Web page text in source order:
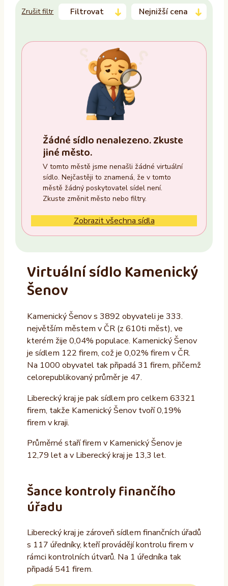
Zrušit filtr Filtrovat Nejnižší cena
Trvalý pobyt
Ano
Ne
Recepce
Ano
Ne
Ne
ALTAXO SE
COMEFLEX CONSULTING s.r.o.
Firmus a.s.
Další
Žádné sídlo nenalezeno. Zkuste
jiné město.
V tomto městě jsme nenašli žádné virtuální
sídlo. Nejčastěji to znamená, že v tomto
městě žádný poskytovatel sídel není.
Zkuste změnit město nebo filtry.
Zobrazit všechna sídla
Virtuální sídlo Kamenický
Šenov
Kamenický Šenov s 3892 obyvateli je 333.
největším městem v ČR (z 610ti měst), ve
kterém žije 0,04% populace. Kamenický Šenov
je sídlem 122 firem, což je 0,02% firem v ČR.
Na 1000 obyvatel tak připadá 31 firem, přičemž
celorepublikovaný průměr je 47.
Liberecký kraj je pak sídlem pro celkem 63321
firem, takže Kamenický Šenov tvoří 0,19%
firem v kraji.
Průměrné staří firem v Kamenický Šenov je
12,79 let a v Liberecký kraj je 13,3 let.
Šance kontroly finančího
úřadu
Liberecký kraj je zároveň sídlem finančních úřadů
s 117 úředníky, kteří provádějí kontrolu firem v
rámci kontrolních útvarů. Na 1 úředníka tak
připadá 541 firem.